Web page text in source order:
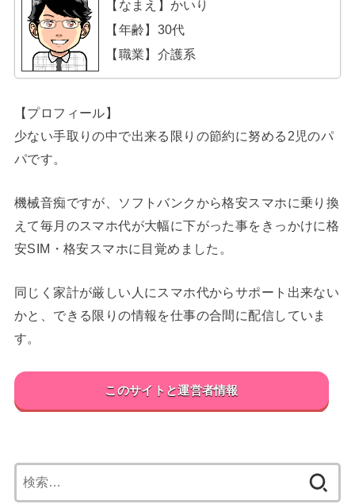
【なまえ】かいり
【年齢】30代
【職業】介護系
【プロフィール】
少ない手取りの中で出来る限りの節約に努める2児のパ
パです。
機械音痴ですが、ソフトバンクから格安スマホに乗り換
えて毎月のスマホ代が大幅に下がった事をきっかけに格
安SIM・格安スマホに目覚めました。
同じく家計が厳しい人にスマホ代からサポート出来ない
かと、できる限りの情報を仕事の合間に配信していま
す。
このサイトと運営者情報
索: